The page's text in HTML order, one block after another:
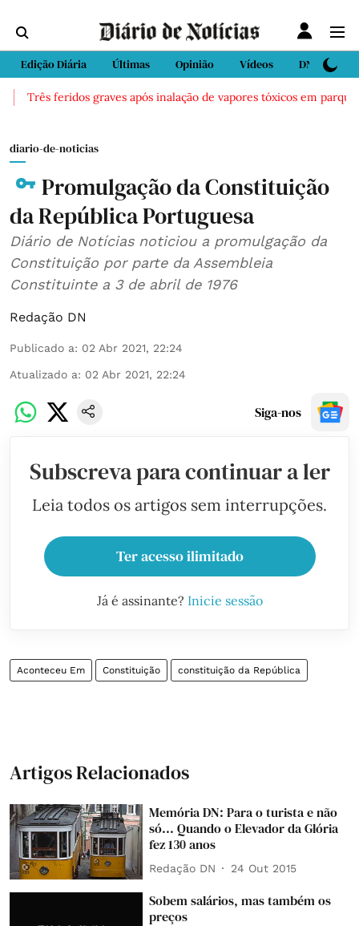
Edição Diária Últimas Opinião Vídeos DN Sport
Três feridos graves após inalação de vapores tóxicos em parque
diario-de-noticias
Promulgação da Constituição
da República Portuguesa
Diário de Notícias noticiou a promulgação da
Constituição por parte da Assembleia
Constituinte a 3 de abril de 1976
Redação DN
Publicado a: 02 Abr 2021, 22:24
Atualizado a: 02 Abr 2021, 22:24
Siga-nos
Subscreva para continuar a ler
Leia todos os artigos sem interrupções.
Ter acesso ilimitado
Já é assinante? Inicie sessão
Aconteceu Em Constituição constituição da República
Artigos Relacionados
Memória DN: Para o turista e não
só... Quando o Elevador da Glória
fez 130 anos
Redação DN 24 Out 2015
Sobem salários, mas também os
preços